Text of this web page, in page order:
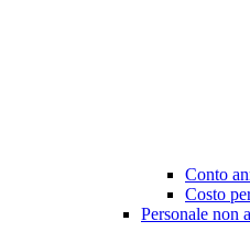
Conto
Costo
Personale non